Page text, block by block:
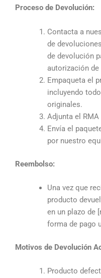
Proceso de Devolución:
Contacta a
de
de devolución
autorización
Empaqueta el
incluyendo
originales.
Adjunta el
Envía el
por nuestro
Reembolso:
Una vez que
producto
en un plazo de
forma de pago
Motivos de Devolución
Producto